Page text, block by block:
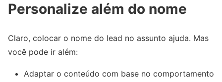
Personalize além do nome
Claro, colocar o nome do lead no assunto ajuda. Mas
você pode ir além:
Adaptar o conteúdo com base no comportamento